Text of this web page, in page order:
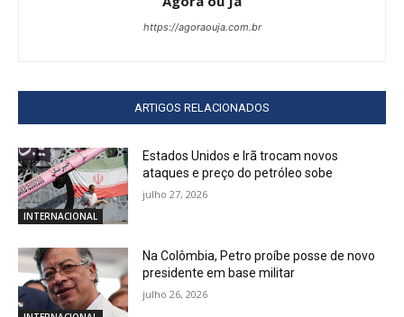
https://agoraouja.com.br
ARTIGOS RELACIONADOS
INTERNACIONAL
Estados Unidos e Irã trocam novos
ataques e preço do petróleo sobe
julho 27, 2026
Na Colômbia, Petro proíbe posse de novo
presidente em base militar
julho 26, 2026